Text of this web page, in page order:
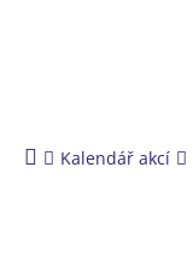
Kalendář akcí